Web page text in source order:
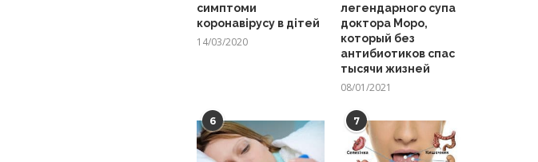
симптоми
коронавірусу в дітей
14/03/2020
легендарного супа
доктора Моро,
который без
антибиотиков спас
тысячи жизней
08/01/2021
6 7